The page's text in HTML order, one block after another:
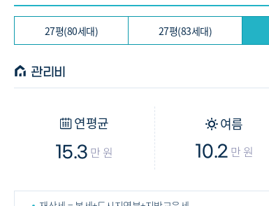
27평(80세대) 27평(83세대)
관리비
연평균
15.3 만 원
여름
10.2 만 원